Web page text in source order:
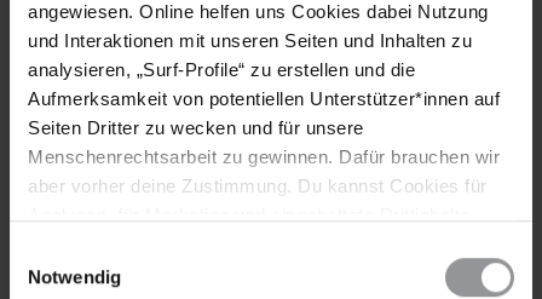
angewiesen. Online helfen uns Cookies dabei Nutzung
und Interaktionen mit unseren Seiten und Inhalten zu
analysieren, „Surf-Profile“ zu erstellen und die
Aufmerksamkeit von potentiellen Unterstützer*innen auf
Seiten Dritter zu wecken und für unsere
Menschenrechtsarbeit zu gewinnen. Dafür brauchen wir
aber vorher deine Zustimmung. Du kannst Cookies für
wieder ändern. Diesen Banner kannst Du über den Link
Notwendig
Bleib informiert
Header
Text
Abonniere den Amnesty-Newsletter und mach dich
für die Menschenrechte stark!
Vorname
E-